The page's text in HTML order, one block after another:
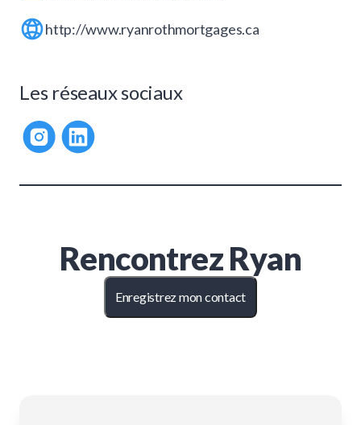
http://www.ryanrothmortgages.ca
Les réseaux sociaux
RencontrezRyan
Enregistrez mon contact